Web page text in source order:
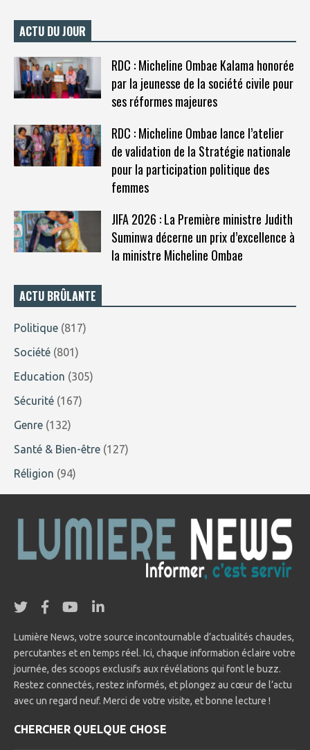
ACTU DU JOUR
RDC : Micheline Ombae Kalama honorée
par la jeunesse de la société civile pour
ses réformes majeures
RDC : Micheline Ombae lance l’atelier
de validation de la Stratégie nationale
pour la participation politique des
femmes
JIFA 2026 : La Première ministre Judith
Suminwa décerne un prix d’excellence à
la ministre Micheline Ombae
ACTU BRÛLANTE
Politique (817)
Société (801)
Education (305)
Sécurité (167)
Genre (132)
Santé & Bien-être (127)
Réligion (94)
Lumière News, votre source incontournable d’actualités chaudes,
percutantes et en temps réel. Ici, chaque information éclaire votre
journée, des scoops exclusifs aux révélations qui font le buzz.
Restez connectés, restez informés, et plongez au cœur de l’actu
avec un regard neuf. Merci de votre visite, et bonne lecture !
CHERCHER QUELQUE CHOSE